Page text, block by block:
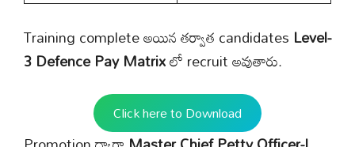
Training complete అయిన తర్వాత candidates Level-
3 Defence Pay Matrixలో recruit అవుతారు.
Click here to Download